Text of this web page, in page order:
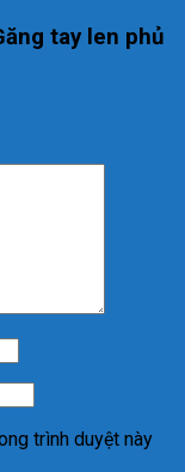
tay len phủ
trình duyệt này